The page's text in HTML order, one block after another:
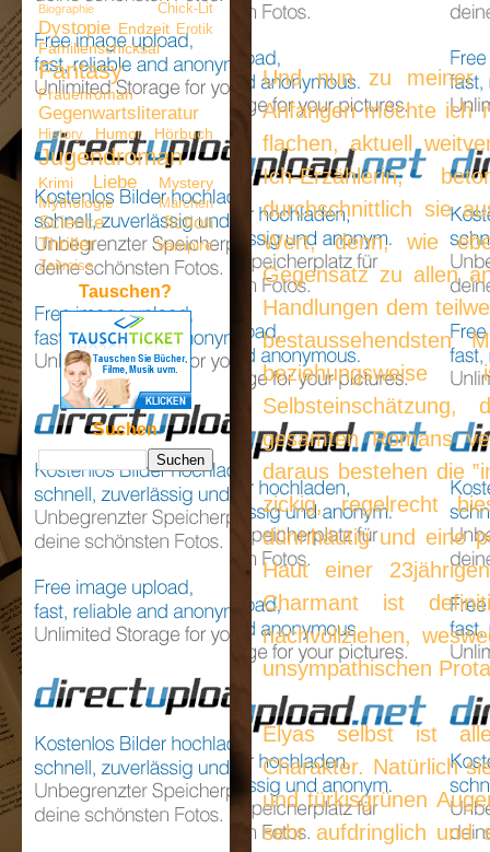
Und nun zu meiner
Anfangen möchte ich
flachen, aktuell
Ich-Erzählerin,
durchschnittlich sie
Wert, denn, wie
Gegensatz zu allen
Handlungen dem
bestaussehendsten
gesamten Romans
daraus bestehen die
zickig, regelrecht
dünnhäutig und eine
Haut einer
Charmant ist
nachvollziehen,
unsympathischen
Elyas selbst ist
Charakter. Natürlich
und türkisgrünen
sehr aufdringlich und
Biographie Chick-Lit
Dystopie Endzeit Erotik
Familienschicksal
Fantasy
Frauenroman
Gegenwartsliteratur
History Humor Hörbuch
Jugendroman
Krimi Liebe
Mystery
Mythologie
Märchen
Science fiction
Thriller
Vampire
Zeitreise
Tauschen?
Suchen